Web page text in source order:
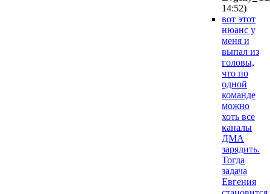
14:52)
вот этот
нюанс у
меня и
выпал из
головы,
что по
одной
команде
можно
хоть все
каналы
ДМА
зарядить.
Тогда
задача
Евгения